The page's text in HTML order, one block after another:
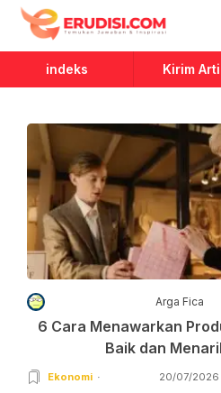
Erudisi
Temukan Jawaban dan
indeks Kirim
Arga Fica
6 Cara Menawarkan
Baik dan
Ekonomi 20/07/2026